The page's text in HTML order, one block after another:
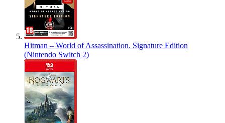
Hitman – World of Assassination. Signature Edition
(Nintendo Switch 2)